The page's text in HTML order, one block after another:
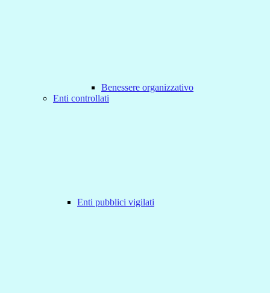
Benessere organizzativo
Enti controllati
Enti pubblici vigilati